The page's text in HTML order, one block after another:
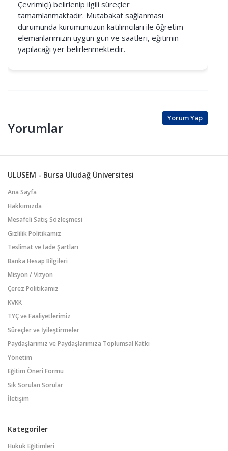
Çevrimiçi) belirlenip ilgili süreçler
tamamlanmaktadır. Mutabakat sağlanması
durumunda kurumunuzun katılımcıları ile öğretim
elemanlarımızın uygun gün ve saatleri, eğitimin
yapılacağı yer belirlenmektedir.
Yorumlar
Yorum Yap
ULUSEM - Bursa Uludağ Üniversitesi
Ana Sayfa
Hakkımızda
Mesafeli Satış Sözleşmesi
Gizlilik Politikamız
Teslimat ve İade Şartları
Banka Hesap Bilgileri
Misyon / Vizyon
Çerez Politikamız
KVKK
TYÇ ve Faaliyetlerimiz
Süreçler ve İyileştirmeler
Paydaşlarımız ve Paydaşlarımıza Toplumsal Katkı
Yönetim
Eğitim Öneri Formu
Sık Sorulan Sorular
İletişim
Kategoriler
Hukuk Eğitimleri